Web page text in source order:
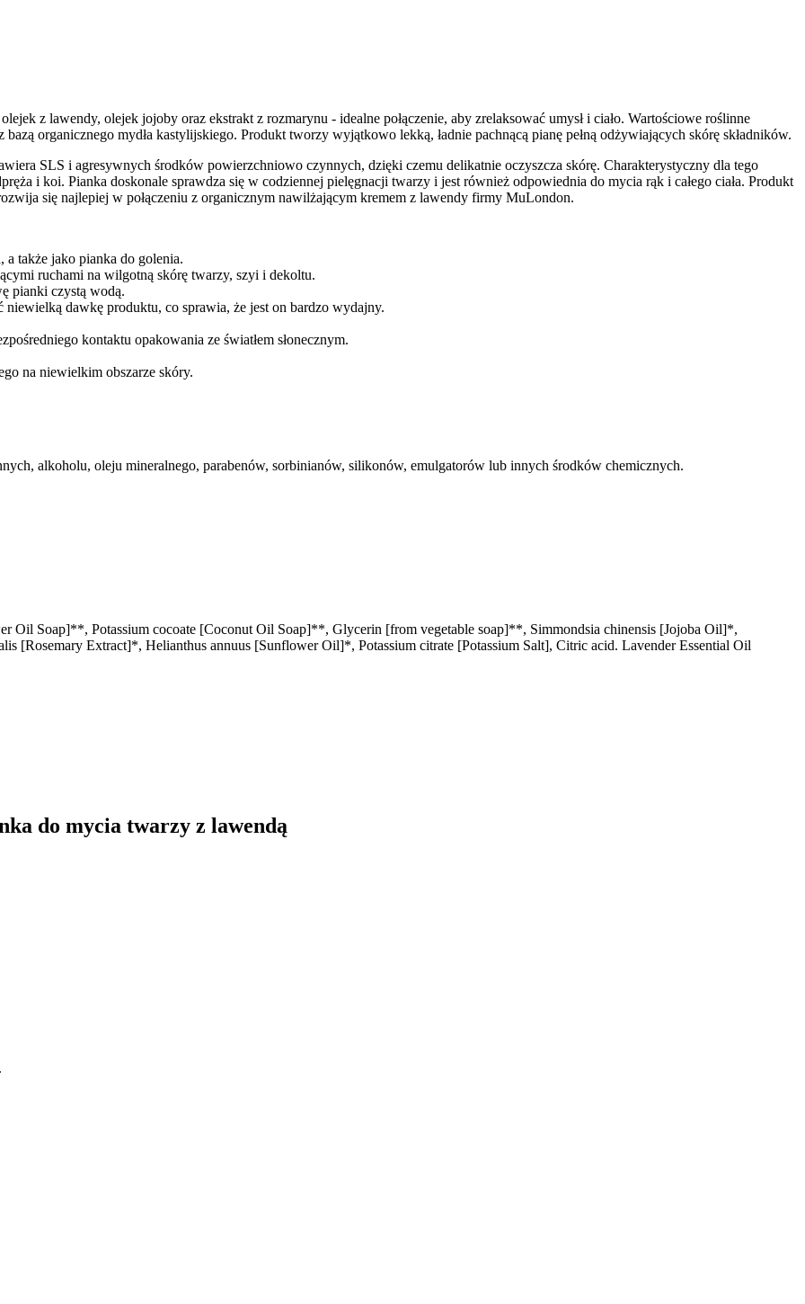
z lawendy, olejek jojoby oraz ekstrakt z rozmarynu - idealne połączenie, aby zrelaksować umysł i ciało. Wartościowe roślinne
organicznego mydła kastylijskiego. Produkt tworzy wyjątkowo lekką, ładnie pachnącą pianę pełną odżywiających skórę składników.
SLS i agresywnych środków powierzchniowo czynnych, dzięki czemu delikatnie oczyszcza skórę. Charakterystyczny dla tego
i koi. Pianka doskonale sprawdza się w codziennej pielęgnacji twarzy i jest również odpowiednia do mycia rąk i całego ciała. Produkt
się najlepiej w połączeniu z organicznym nawilżającym kremem z lawendy firmy MuLondon.
a także jako pianka do golenia.
ruchami na wilgotną skórę twarzy, szyi i dekoltu.
pianki czystą wodą.
dawkę produktu, co sprawia, że jest on bardzo wydajny.
kontaktu opakowania ze światłem słonecznym.
na niewielkim obszarze skóry.
alkoholu, oleju mineralnego, parabenów, sorbinianów, silikonów, emulgatorów lub innych środków chemicznych.
Oil Soap]**, Potassium cocoate [Coconut Oil Soap]**, Glycerin [from vegetable soap]**, Simmondsia chinensis [Jojoba Oil]*,
[Rosemary Extract]*, Helianthus annuus [Sunflower Oil]*, Potassium citrate [Potassium Salt], Citric acid. Lavender Essential Oil
do mycia twarzy z lawendą